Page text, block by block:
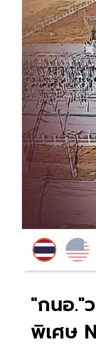
"กนอ."
พิเศษ